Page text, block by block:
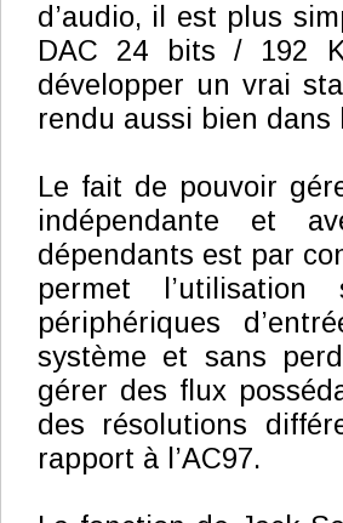
d’audio, il est plus
DAC 24 bits / 192
développer un vrai
rendu aussi bien
Le fait de pouvoir
indépendante et
dépendants est par
permet
périphériques
système et sans
gérer des flux
des résolutions
rapport à l’AC97.